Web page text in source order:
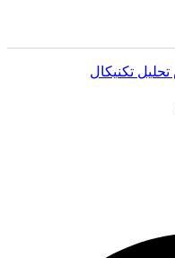
تکنیکال